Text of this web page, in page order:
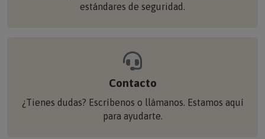
estándares de seguridad.
Contacto
¿Tienes dudas? Escríbenos o llámanos. Estamos aquí
para ayudarte.